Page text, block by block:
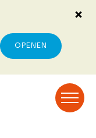
OPENEN